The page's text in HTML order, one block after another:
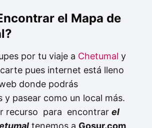
el Mapa de
por tu viaje a Chetumal y
pues internet está lleno
donde podrás
y pasear como un local más.
recurso para encontrar el
tenemos a Gosur.com